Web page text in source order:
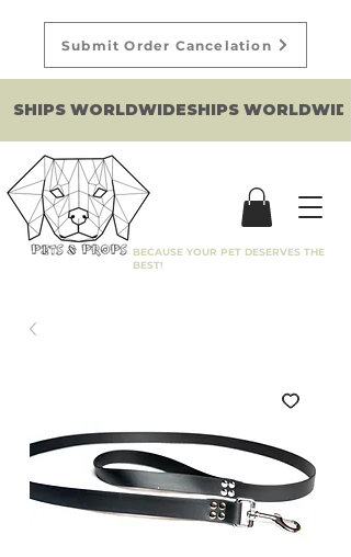
BECAUSE YOUR PET DESERVES THE
BEST!
SHIPS WORLDWIDE
Submit Order Cancelation